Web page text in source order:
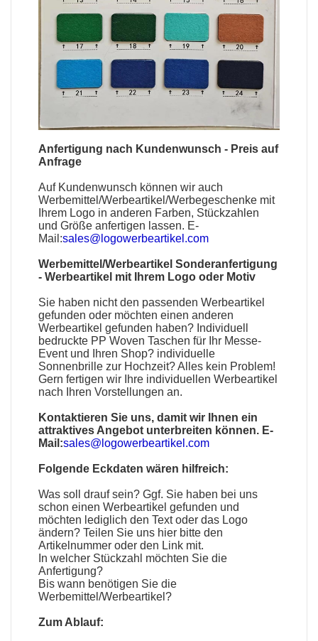
Anfertigung nach Kundenwunsch - Preis auf
Anfrage
Auf Kundenwunsch können wir auch
Werbemittel/Werbeartikel/Werbegeschenke mit
Ihrem Logo in anderen Farben, Stückzahlen
und Größe anfertigen lassen. E-
Mail:sales@logowerbeartikel.com
Werbemittel/Werbeartikel Sonderanfertigung
-Werbeartikel mit Ihrem Logo oder Motiv
Sie haben nicht den passendenWerbeartikel
gefunden oder möchten einen anderen
Werbeartikel gefunden haben? Individuell
bedruckte PP Woven Taschen für Ihr Messe-
Event und Ihren Shop? individuelle
Sonnenbrille zur Hochzeit? Alles kein Problem!
Gern fertigen wir Ihre individuellen Werbeartikel
nach Ihren Vorstellungen an.
Kontaktieren Sie uns, damit wir Ihnen ein
attraktives Angebot unterbreiten können. E-
Mail:sales@logowerbeartikel.com
Folgende Eckdaten wären hilfreich:
Was soll drauf sein? Ggf. Sie haben bei uns
schon einenWerbeartikel gefunden und
möchten lediglich den Text oder das Logo
ändern? Teilen Sie uns hier bitte den
Artikelnummer oder den Link mit.
In welcher Stückzahl möchten Sie die
Anfertigung?
Bis wann benötigen Sie die
Werbemittel/Werbeartikel?
Zum Ablauf: